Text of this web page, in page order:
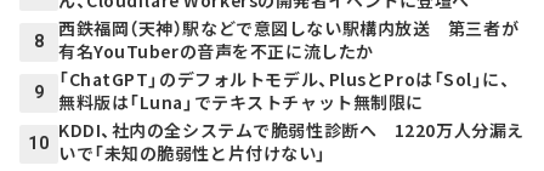
8
西鉄福岡（天神）駅などで意図しない駅構内放送 第三者が
有名YouTuberの音声を不正に流したか
9
「ChatGPT」のデフォルトモデル、PlusとProは「Sol」に、
無料版は「Luna」でテキストチャット無制限に
10
KDDI、社内の全システムで脆弱性診断へ 1220万人分漏え
いで「未知の脆弱性と片付けない」